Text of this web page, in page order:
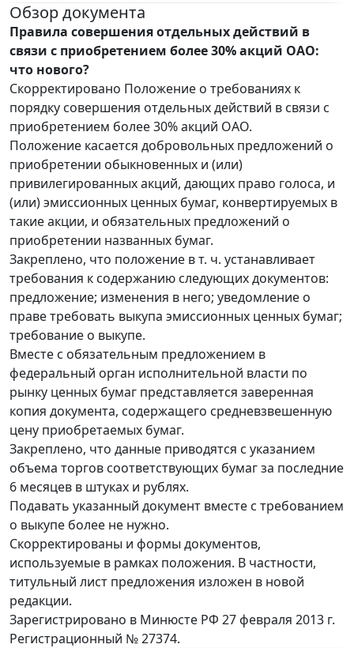
Обзор документа
Правила совершения отдельных действий в
связи с приобретением более 30% акций ОАО:
что нового?
Скорректировано Положение о требованиях к
порядку совершения отдельных действий в связи с
приобретением более 30% акций ОАО.
Положение касается добровольных предложений о
приобретении обыкновенных и (или)
привилегированных акций, дающих право голоса, и
(или) эмиссионных ценных бумаг, конвертируемых в
такие акции, и обязательных предложений о
приобретении названных бумаг.
Закреплено, что положение в т. ч. устанавливает
требования к содержанию следующих документов:
предложение; изменения в него; уведомление о
праве требовать выкупа эмиссионных ценных бумаг;
требование о выкупе.
Вместе с обязательным предложением в
федеральный орган исполнительной власти по
рынку ценных бумаг представляется заверенная
копия документа, содержащего средневзвешенную
цену приобретаемых бумаг.
Закреплено, что данные приводятся с указанием
объема торгов соответствующих бумаг за последние
6 месяцев в штуках и рублях.
Подавать указанный документ вместе с требованием
о выкупе более не нужно.
Скорректированы и формы документов,
используемые в рамках положения. В частности,
титульный лист предложения изложен в новой
редакции.
Зарегистрировано в Минюсте РФ 27 февраля 2013 г.
Регистрационный № 27374.